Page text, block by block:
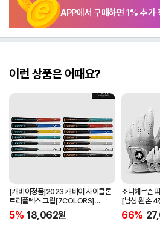
APP에서 구매하면 1% 추가
이런 상품은 어때요?
[캐비어정품]2023 캐비어 사이클론
트리플렉스 그립[7COLORS]
[라운드][39g/42g/46g/50g]
[R/S 토크]
5% 18,062원
조니헤르슨
[남성 왼손 4
[화이트][케
66%